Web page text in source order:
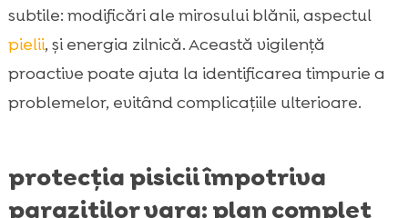
subtile: modificări ale mirosului blănii, aspectul
pielii, și energia zilnică. Această vigilență
proactive poate ajuta la identificarea timpurie a
problemelor, evitând complicațiile ulterioare.
protecția pisicii împotriva
paraziților vara: plan complet